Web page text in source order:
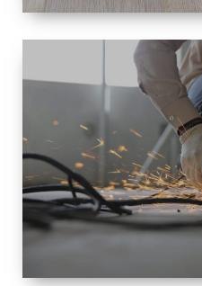
TAILLE
PETITE À
GRANDE
RÉNOVATION